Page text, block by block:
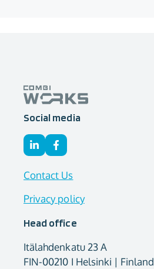
Head office
Itälahdenkatu 23 A
FIN-00210 I Helsinki | Finland
Social media
Contact Us
Privacy policy